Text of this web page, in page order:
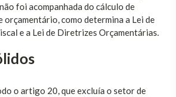
foi acompanhada do cálculo de
orçamentário, como determina a Lei de
e a Lei de Diretrizes Orçamentárias.
o artigo 20, que excluía o setor de